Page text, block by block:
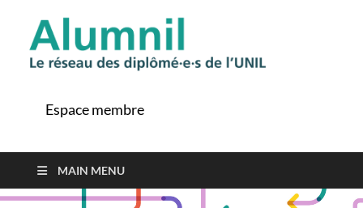
Espace membre
MAIN MENU